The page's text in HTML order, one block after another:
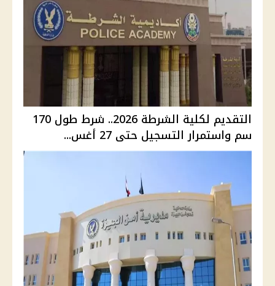
التقديم لكلية الشرطة 2026.. شرط طول 170
سم واستمرار التسجيل حتى 27 أغس...